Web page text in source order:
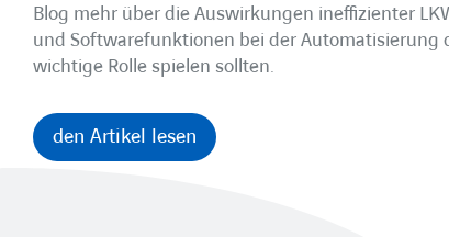
Blog mehr über die Auswirkungen ineffizienter
und Softwarefunktionen bei der Automatisierung
wichtige Rolle spielen sollten.
den Artikel lesen